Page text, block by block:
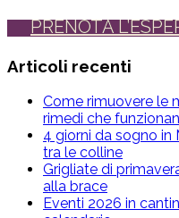
PRENOTA
Articoli recenti
Come rimuovere le
rimedi che
4 giorni da sogno in
tra le colline
Grigliate di
alla brace
Eventi 2026 in